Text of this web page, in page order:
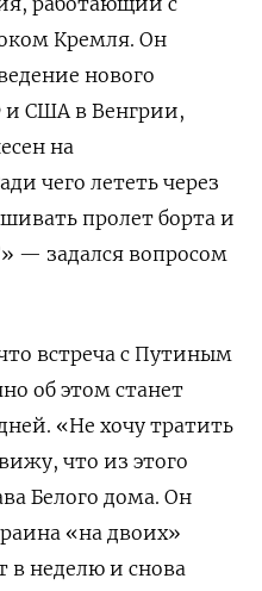
Кремля. Он
нового
и США в Венгрии,
на
чего лететь через
пролет борта и
— задался вопросом
встреча с Путиным
об этом станет
«Не хочу тратить
что из этого
Белого дома. Он
«на двоих»
в неделю и снова